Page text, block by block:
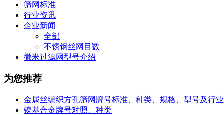
筛网标准
行业资讯
企业新闻
全部
不锈钢丝网目数
微米过滤网型号介绍
为您推荐
金属丝编织方孔筛网牌号标准、种类、规格、型号及行
镍基合金牌号对照、种类